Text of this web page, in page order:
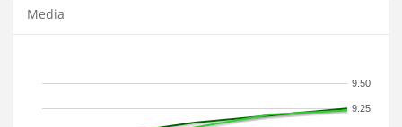
Media
9.25
9.50